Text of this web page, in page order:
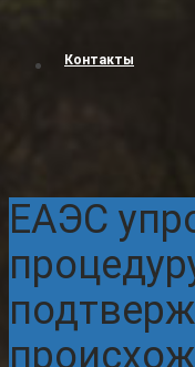
Контакты
ЕАЭС